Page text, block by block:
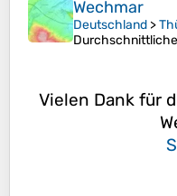
Wechmar
Deutschland >
Vielen Dank für